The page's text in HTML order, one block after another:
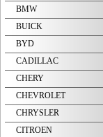
BMW
BUICK
BYD
CADILLAC
CHERY
CHEVROLET
CHRYSLER
CITROEN